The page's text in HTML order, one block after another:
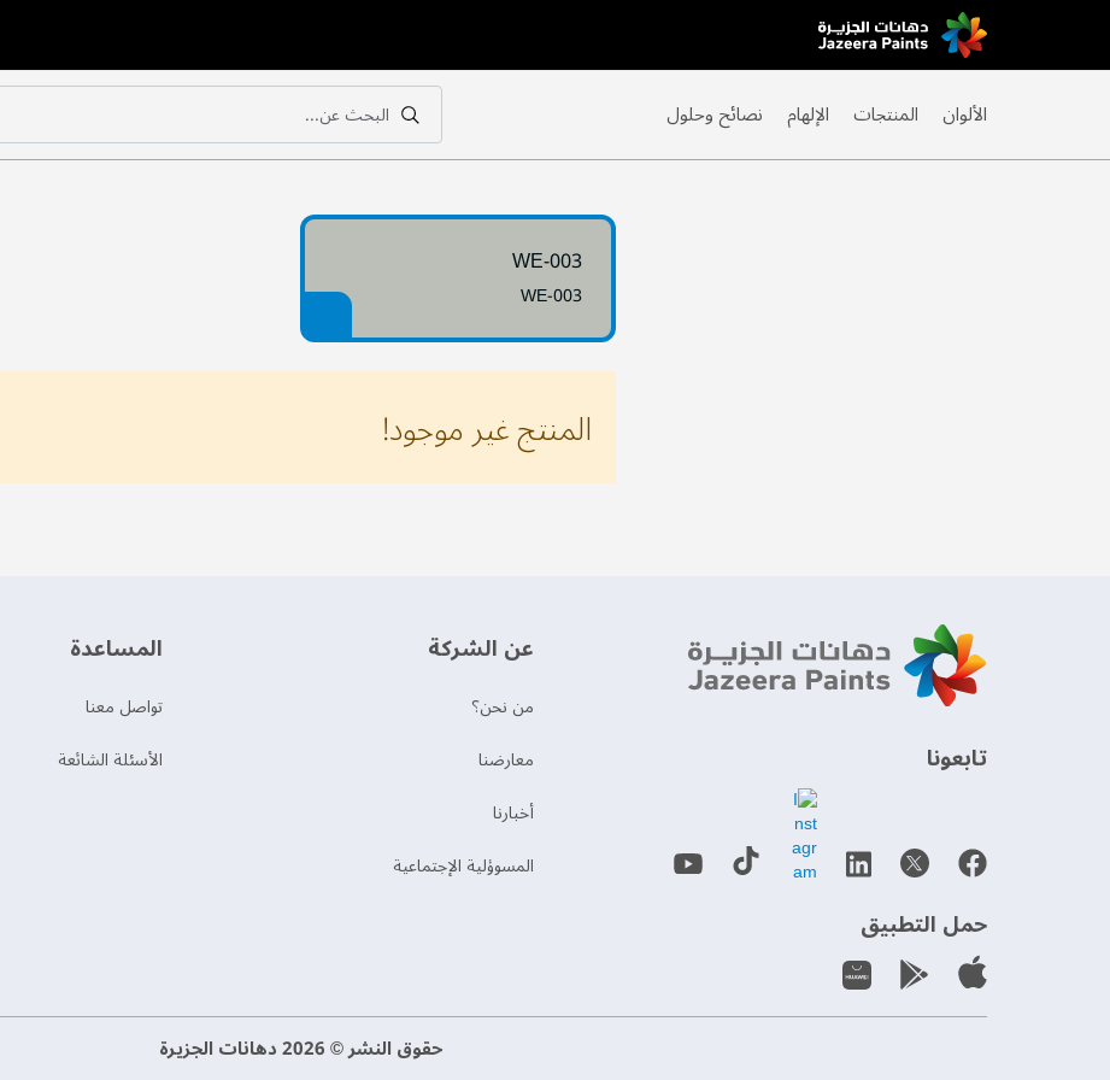
Skip
to
بحث
البحث عن...
بحث الألوان المنتجات الإلهام نصائح وحلول
WE-003
WE-003
المنتج غير موجود!
‫تابعونا‬
حمل التطبيق
عن الشركة
من نحن؟
‫معارضنا‬
‫أخبارنا‬
المسوؤلية الإجتماعية
‫المساعدة‬
تواصل معنا
الأسئلة الشائعة
حقوق النشر © 2026 دهانات الجزيرة